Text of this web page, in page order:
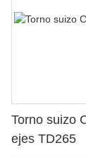
Torno suizo
ejes TD265